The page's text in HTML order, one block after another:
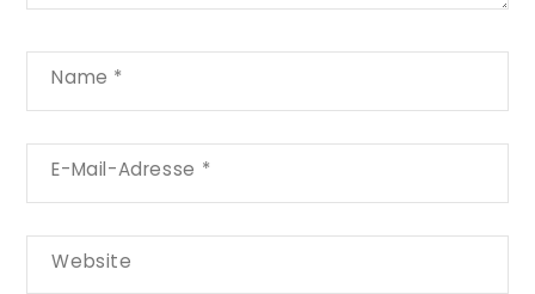
Name *
E-Mail-Adresse *
Website